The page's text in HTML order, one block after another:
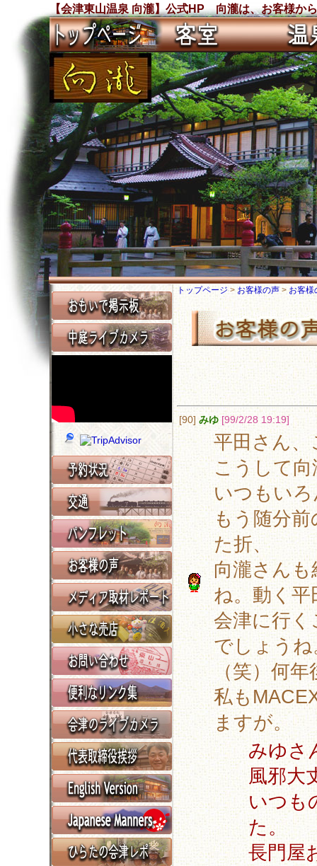
【会津東山温泉 向瀧】公式HP 向瀧は、お客様か
トップページ> お客様の声 > お客
[90] みゆ [99/2/28 19:19]
平田さん
こうして
いつもい
もう随分
た折、
向瀧さん
ね。動く
会津に行
でしょうね
（笑）何
私も
ますが。
みゆさ
風邪大
いつも
た。
長門屋